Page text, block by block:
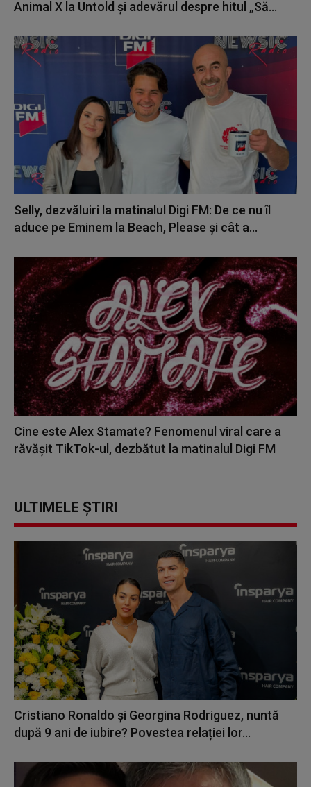
Animal X la Untold și adevărul despre hitul „Să...
Selly, dezvăluiri la matinalul Digi FM: De ce nu îl
aduce pe Eminem la Beach, Please și cât a...
Cine este Alex Stamate? Fenomenul viral care a
răvășit TikTok-ul, dezbătut la matinalul Digi FM
ULTIMELE ȘTIRI
Cristiano Ronaldo și Georgina Rodriguez, nuntă
după 9 ani de iubire? Povestea relației lor...